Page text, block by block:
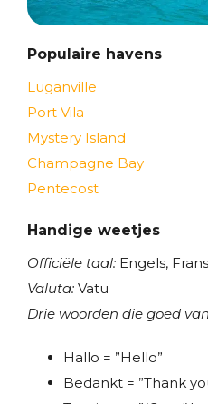
Populaire havens
Luganville
Port Vila
Mystery Island
Champagne Bay
Pentecost
Handige weetjes
Officiële taal: Engels,
Valuta: Vatu
Drie woorden die goed
Hallo = ”Hello”
Bedankt = ”Thank